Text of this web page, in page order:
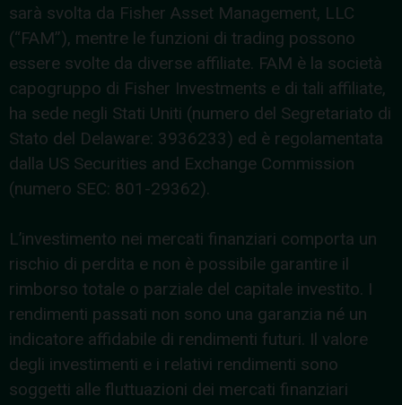
sarà svolta da Fisher Asset Management, LLC
(“FAM”), mentre le funzioni di trading possono
essere svolte da diverse affiliate. FAM è la società
capogruppo di Fisher Investments e di tali affiliate,
ha sede negli Stati Uniti (numero del Segretariato di
Stato del Delaware: 3936233) ed è regolamentata
dalla US Securities and Exchange Commission
(numero SEC: 801-29362).
L’investimento nei mercati finanziari comporta un
rischio di perdita e non è possibile garantire il
rimborso totale o parziale del capitale investito. I
rendimenti passati non sono una garanzia né un
indicatore affidabile di rendimenti futuri. Il valore
degli investimenti e i relativi rendimenti sono
soggetti alle fluttuazioni dei mercati finanziari